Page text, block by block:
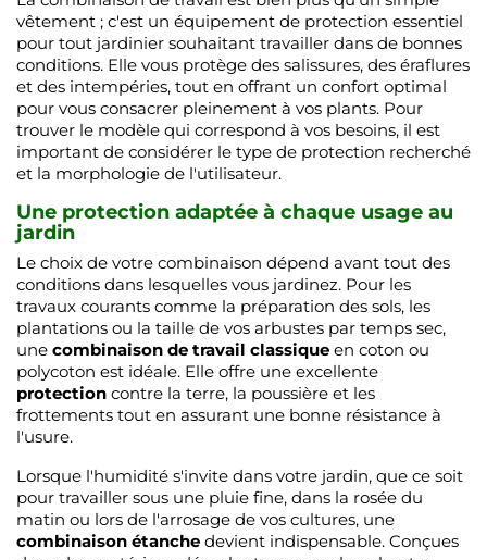
vêtement ; c'est un équipement de protection essentiel
pour tout jardinier souhaitant travailler dans de bonnes
conditions. Elle vous protège des salissures, des éraflures
et des intempéries, tout en offrant un confort optimal
pour vous consacrer pleinement à vos plants. Pour
trouver le modèle qui correspond à vos besoins, il est
important de considérer le type de protection recherché
et la morphologie de l'utilisateur.
Une protection adaptée à chaque usage au
jardin
Le choix de votre combinaison dépend avant tout des
conditions dans lesquelles vous jardinez. Pour les
travaux courants comme la préparation des sols, les
plantations ou la taille de vos arbustes par temps sec,
une combinaison de travail classique en coton ou
polycoton est idéale. Elle offre une excellente
protection contre la terre, la poussière et les
frottements tout en assurant une bonne résistance à
l'usure.
Lorsque l'humidité s'invite dans votre jardin, que ce soit
pour travailler sous une pluie fine, dans la rosée du
matin ou lors de l'arrosage de vos cultures, une
combinaison étanche devient indispensable. Conçues